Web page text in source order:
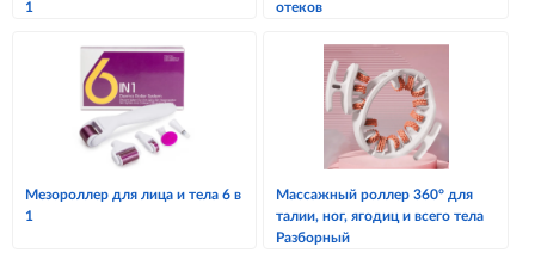
1
отеков
Мезороллер для лица и тела 6 в
1
Массажный роллер 360° для
талии, ног, ягодиц и всего тела
Разборный